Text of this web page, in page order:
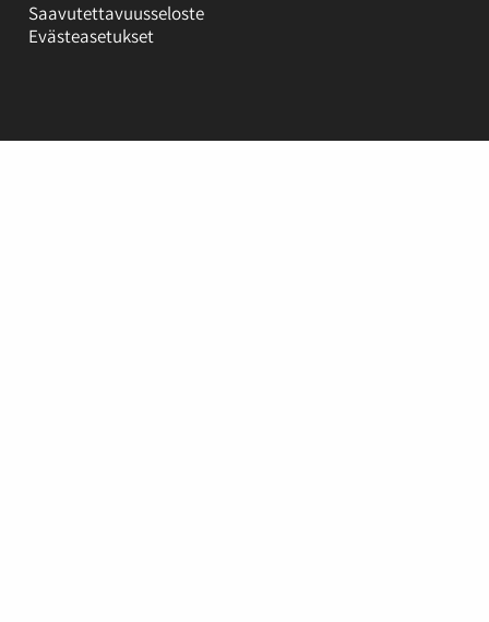
Saavutettavuusseloste
Evästeasetukset